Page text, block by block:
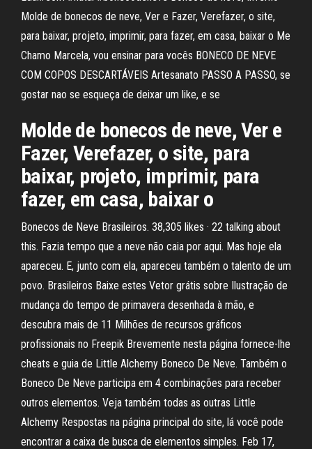
Molde de bonecos de neve, Ver e Fazer, Verefazer, o site,
para baixar, projeto, imprimir, para fazer, em casa, baixar o Me
Chamo Marcela, vou ensinar para vocês BONECO DE NEVE
COM COPOS DESCARTÁVEIS Artesanato PASSO A PASSO, se
gostar nao se esqueça de deixar um like, e se
Molde de bonecos de neve, Ver e
Fazer, Verefazer, o site, para
baixar, projeto, imprimir, para
fazer, em casa, baixar o
Bonecos de Neve Brasileiros. 38,305 likes · 22 talking about
this. Fazia tempo que a neve não caia por aqui. Mas hoje ela
apareceu. E, junto com ela, apareceu também o talento de um
povo. Brasileiros Baixe estes Vetor grátis sobre Ilustração de
mudança do tempo de primavera desenhada à mão, e
descubra mais de 11 Milhões de recursos gráficos
profissionais no Freepik Brevemente nesta página fornece-lhe
cheats e guia de Little Alchemy Boneco De Neve. Também o
Boneco De Neve participa em 4 combinações para receber
outros elementos. Veja também todas as outras Little
Alchemy Respostas na página principal do site, lá você pode
encontrar a caixa de busca de elementos simples. Feb 17,